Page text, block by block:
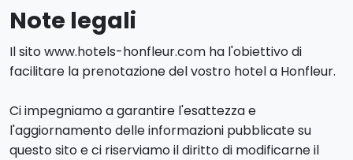
Note legali
Il sito www.hotels-honfleur.com ha l'obiettivo di
facilitare la prenotazione del vostro hotel a Honfleur.
Ci impegniamo a garantire l'esattezza e
l'aggiornamento delle informazioni pubblicate su
questo sito e ci riserviamo il diritto di modificarne il